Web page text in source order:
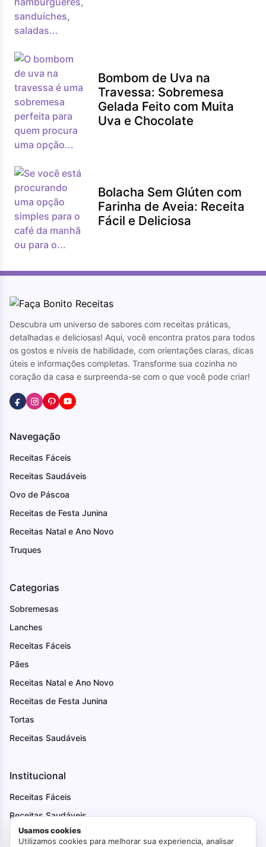
Bombom de Uva na
Travessa: Sobremesa
Gelada Feito com Muita
Uva e Chocolate
Bolacha Sem Glúten com
Farinha de Aveia: Receita
Fácil e Deliciosa
Descubra um universo de sabores com receitas práticas,
detalhadas e deliciosas! Aqui, você encontra pratos para todos
os gostos e níveis de habilidade, com orientações claras, dicas
úteis e informações completas. Transforme sua cozinha no
coração da casa e surpreenda-se com o que você pode criar!
Navegação
Receitas Fáceis
Receitas Saudáveis
Ovo de Páscoa
Receitas de Festa Junina
Receitas Natal e Ano Novo
Truques
Categorias
Sobremesas
Lanches
Receitas Fáceis
Pães
Receitas Natal e Ano Novo
Receitas de Festa Junina
Tortas
Receitas Saudáveis
Institucional
Receitas Fáceis
Receitas Saudáveis
Ovo de Páscoa
Usamos cookies
Utilizamos cookies para melhorar sua experiencia, analisar